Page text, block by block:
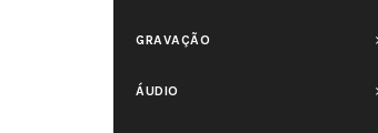
GRAVAÇÃO
ÁUDIO